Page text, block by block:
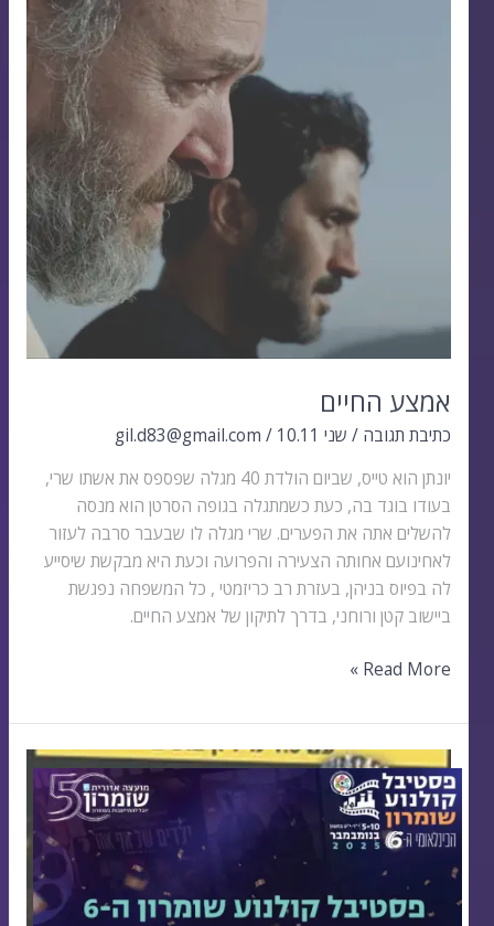
אמצע החיים
כתיבת תגובה / שני 10.11 /
gil.d83@gmail.com
יונתן הוא טייס, שביום הולדת 40 מגלה שפספס את אשתו שרי,
בעודו בוגד בה, כעת כשמתגלה בגופה הסרטן הוא מנסה
להשלים אתה את הפערים. שרי מגלה לו שבעבר סרבה לעזור
לאחינועם אחותה הצעירה והפרועה וכעת היא מבקשת שיסייע
לה בפיוס בניהן, בעזרת רב כריזמטי , כל המשפחה נפגשת
ביישוב קטן ורוחני, בדרך לתיקון של אמצע החיים.
Read More »
החתונה
המרוקאית
שלי